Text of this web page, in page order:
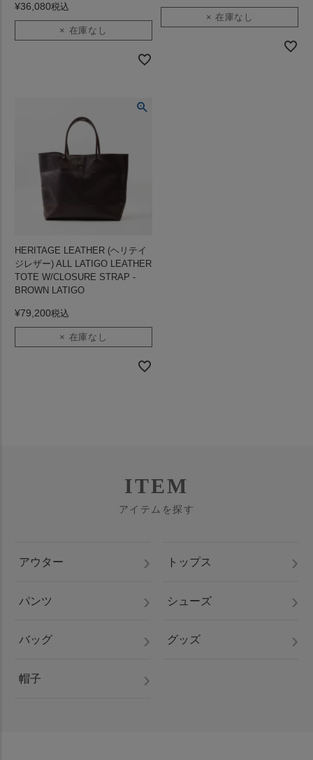
¥36,080税込
× 在庫なし
× 在庫なし
HERITAGE LEATHER (ヘリテイ
ジレザー) ALL LATIGO LEATHER
TOTE W/CLOSURE STRAP -
BROWN LATIGO
¥79,200税込
× 在庫なし
ITEM
アイテムを探す
アウター トップス
パンツ シューズ
バッグ グッズ
帽子